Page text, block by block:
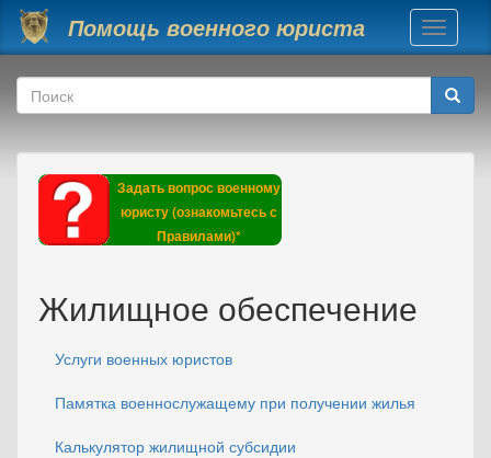
Перейти к основному содержанию
Помощь военного юриста
Toggle
Форма поиска
Поиск
Задать вопрос военному
юристу (ознакомьтесь с
Правилами)*
Жилищное обеспечение
Услуги военных юристов
Памятка военнослужащему при получении жилья
Калькулятор жилищной субсидии